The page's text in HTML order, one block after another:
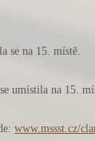
se na 15. místě.
umístila na 15.
www.mssst.cz/